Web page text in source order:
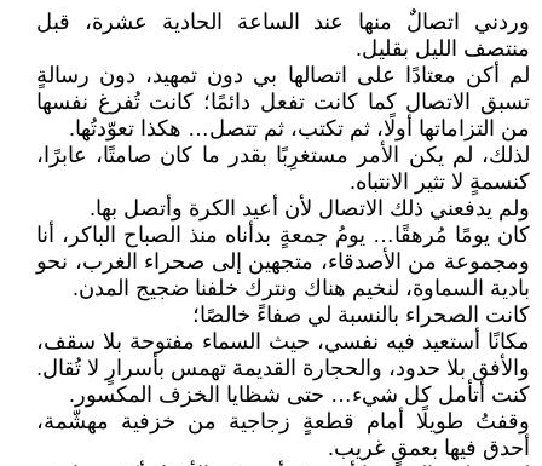
وردني اتصالٌ منها عند الساعة الحادية عشرة، قبل
منتصف الليل بقليل.
لم أكن معتادًا على اتصالها بي دون تمهيد، دون رسالةٍ
تسبق الاتصال كما كانت تفعل دائمًا؛ كانت تُفرغ نفسها
من التزاماتها أولًا، ثم تكتب، ثم تتصل… هكذا تعوّدتُها.
لذلك، لم يكن الأمر مستغرِبًا بقدر ما كان صامتًا، عابرًا،
كنسمةٍ لا تثير الانتباه.
ولم يدفعني ذلك الاتصال لأن أعيد الكرة وأتصل بها.
كان يومًا مُرهقًا… يومُ جمعةٍ بدأناه منذ الصباح الباكر، أنا
ومجموعة من الأصدقاء، متجهين إلى صحراء الغرب، نحو
بادية السماوة، لنخيم هناك ونترك خلفنا ضجيج المدن.
كانت الصحراء بالنسبة لي صفاءً خالصًا؛
مكانًا أستعيد فيه نفسي، حيث السماء مفتوحة بلا سقف،
والأفق بلا حدود، والحجارة القديمة تهمس بأسرارٍ لا تُقال.
كنت أتأمل كل شيء… حتى شظايا الخزف المكسور.
وقفتُ طويلًا أمام قطعةٍ زجاجية من خزفية مهشّمة،
أحدق فيها بعمقٍ غريب.